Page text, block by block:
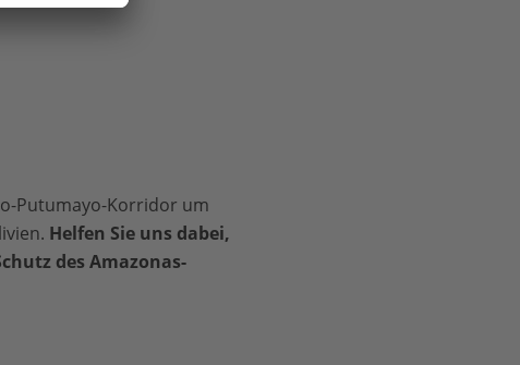
Putumayo-Korridor um
Helfen Sie uns dabei,
des Amazonas-